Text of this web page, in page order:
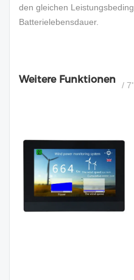
den gleichen
Batterielebensdauer.
Weitere Funktionen /